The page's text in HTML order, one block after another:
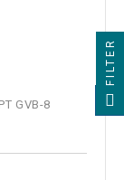
GVB-8
FILTER